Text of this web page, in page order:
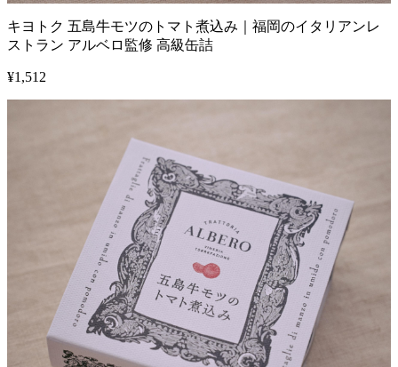
キヨトク 五島牛モツのトマト煮込み｜福岡のイタリアンレ
ストラン アルベロ監修 高級缶詰
¥1,512